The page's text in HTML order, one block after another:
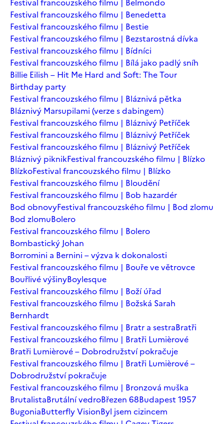
Festival francouzského filmu | Benedetta
Festival francouzského filmu | Bestie
Festival francouzského filmu | Bezstarostná dívka
Festival francouzského filmu | Bídníci
Festival francouzského filmu | Bílá jako padlý sníh
Billie Eilish – Hit Me Hard and Soft: The Tour
Birthday party
Festival francouzského filmu | Bláznivá pětka
Bláznivý Marsupilami (verze s dabingem)
Festival francouzského filmu | Bláznivý Petříček
Festival francouzského filmu | Bláznivý Petříček
Festival francouzského filmu | Bláznivý Petříček
Bláznivý piknikFestival francouzského filmu | Blízko
BlízkoFestival francouzského filmu | Blízko
Festival francouzského filmu | Bloudění
Festival francouzského filmu | Bob hazardér
Bod obnovyFestival francouzského filmu | Bod zlomu
Bod zlomuBolero
Festival francouzského filmu | Bolero
Bombastický Johan
Borromini a Bernini – výzva k dokonalosti
Festival francouzského filmu | Bouře ve větrovce
Bouřlivé výšinyBoylesque
Festival francouzského filmu | Boží úřad
Festival francouzského filmu | Božská Sarah
Bernhardt
Festival francouzského filmu | Bratr a sestraBratři
Festival francouzského filmu | Bratři Lumièrové
Bratři Lumièrové – Dobrodružství pokračuje
Festival francouzského filmu | Bratři Lumièrové –
Dobrodružství pokračuje
Festival francouzského filmu | Bronzová muška
BrutalistaBrutální vedroBřezen 68Budapest 1957
BugoniaButterfly VisionByl jsem cizincem